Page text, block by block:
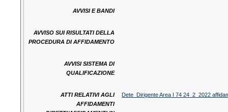
AVVISI E BANDI
AVVISO SUI RISULTATI DELLA
PROCEDURA DI AFFIDAMENTO
AVVISI SISTEMA DI
QUALIFICAZIONE
ATTI RELATIVI AGLI
AFFIDAMENTI
Dete_Dirigente Area I 74 24_2_2022